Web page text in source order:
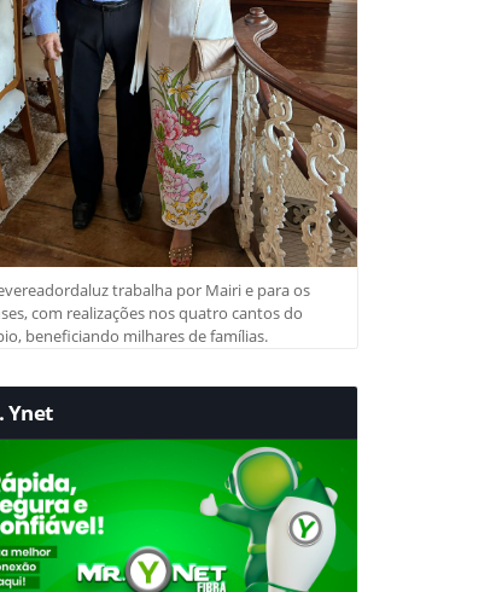
trabalha por Mairi e para os
com realizações nos quatro cantos do
beneficiando milhares de famílias.
Ynet